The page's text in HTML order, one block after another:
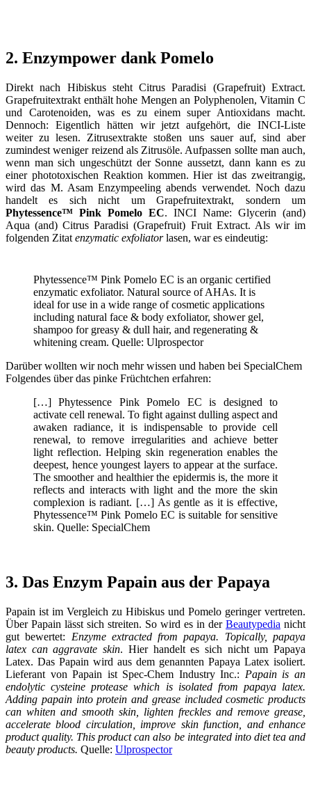
2. Enzympower dank Pomelo
Direkt nach Hibiskus steht Citrus Paradisi (Grapefruit) Extract.
Grapefruitextrakt enthält hohe Mengen an Polyphenolen, Vitamin C
und Carotenoiden, was es zu einem super Antioxidans macht.
Dennoch: Eigentlich hätten wir jetzt aufgehört, die INCI-Liste
weiter zu lesen. Zitrusextrakte stoßen uns sauer auf, sind aber
zumindest weniger reizend als Zitrusöle. Aufpassen sollte man auch,
wenn man sich ungeschützt der Sonne aussetzt, dann kann es zu
einer phototoxischen Reaktion kommen. Hier ist das zweitrangig,
wird das M. Asam Enzympeeling abends verwendet. Noch dazu
handelt es sich nicht um Grapefruitextrakt, sondern um
Phytessence™ Pink Pomelo EC. INCI Name: Glycerin (and)
Aqua (and) Citrus Paradisi (Grapefruit) Fruit Extract. Als wir im
folgenden Zitat enzymatic exfoliatorlasen, war es eindeutig:
Phytessence™ Pink Pomelo EC is an organic certified
enzymatic exfoliator. Natural source of AHAs. It is
ideal for use in a wide range of cosmetic applications
including natural face & body exfoliator, shower gel,
shampoo for greasy & dull hair, and regenerating &
whitening cream. Quelle: Ulprospector
Darüber wollten wir noch mehr wissen und haben bei SpecialChem
Folgendes über das pinke Früchtchen erfahren:
[…] Phytessence Pink Pomelo EC is designed to
activate cell renewal. To fight against dulling aspect and
awaken radiance, it is indispensable to provide cell
renewal, to remove irregularities and achieve better
light reflection. Helping skin regeneration enables the
deepest, hence youngest layers to appear at the surface.
The smoother and healthier the epidermis is, the more it
reflects and interacts with light and the more the skin
complexion is radiant. […] As gentle as it is effective,
Phytessence™ Pink Pomelo EC is suitable for sensitive
skin. Quelle: SpecialChem
3. Das Enzym Papain aus der Papaya
Papain ist im Vergleich zu Hibiskus und Pomelo geringer vertreten.
Über Papain lässt sich streiten. So wird es in der Beautypedia nicht
gut bewertet: Enzyme extracted from papaya. Topically, papaya
latex can aggravate skin. Hier handelt es sich nicht um Papaya
Latex. Das Papain wird aus dem genannten Papaya Latex isoliert.
Lieferant von Papain ist Spec-Chem Industry Inc.: Papain is an
endolytic cysteine protease which is isolated from papaya latex.
Adding papain into protein and grease included cosmetic products
can whiten and smooth skin, lighten freckles and remove grease,
accelerate blood circulation, improve skin function, and enhance
product quality. This product can also be integrated into diet tea and
beauty products. Quelle: Ulprospector